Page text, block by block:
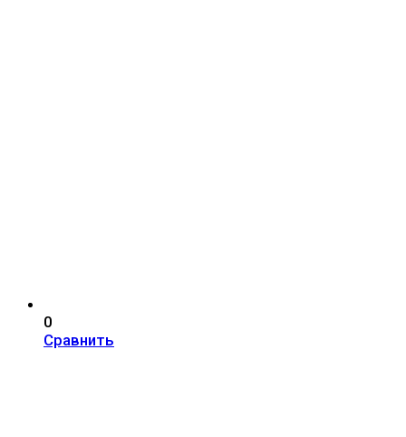
0
Сравнить